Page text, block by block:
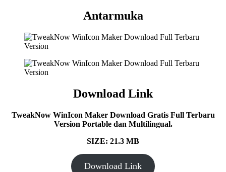
Antarmuka
Download Link
TweakNow WinIcon Maker Download Gratis Full Terbaru
Version Portable dan Multilingual.
SIZE: 21.3 MB
Download Link